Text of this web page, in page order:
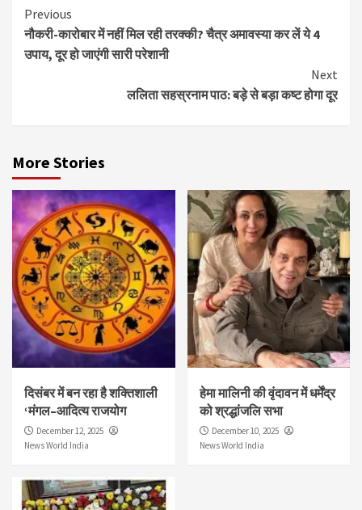
Continue
Reading
Previous
नौकरी-कारोबार में नहीं मिल रही तरक्की? चैत्र अमावस्या कर लें ये 4
उपाय, दूर हो जाएंगी सारी परेशानी
Next
ललिता सहस्रनाम पाठ: बड़े से बड़ा कष्‍ट होगा दूर
More Stories
दिसंबर में बन रहा है शक्तिशाली
‘मंगल–आदित्य राजयोग
December 12, 2025
News World India
हेमा मालिनी की वृंदावन में धर्मेंद्र
को श्रद्धांजलि सभा
December 10, 2025
News World India